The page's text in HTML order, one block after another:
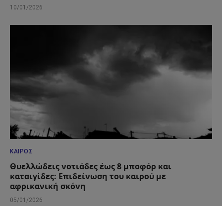
10/01/2026
ΚΑΙΡΌΣ
Θυελλώδεις νοτιάδες έως 8 μποφόρ και
καταιγίδες: Επιδείνωση του καιρού με
αφρικανική σκόνη
05/01/2026